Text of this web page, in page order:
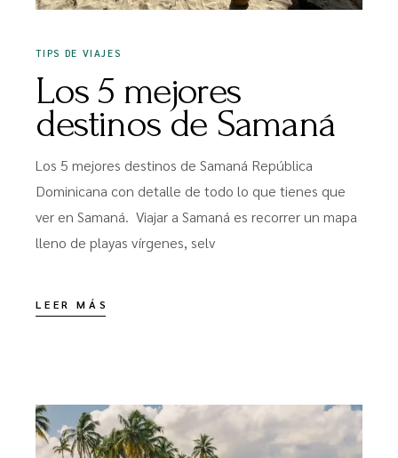
TIPS DE VIAJES
Los 5 mejores
destinos de Samaná
Los 5 mejores destinos de Samaná República
Dominicana con detalle de todo lo que tienes que
ver en Samaná. Viajar a Samaná es recorrer un mapa
lleno de playas vírgenes, selv
LEER MÁS